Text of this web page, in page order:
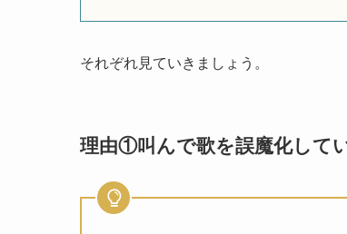
それぞれ見ていきましょう。
理由①叫んで歌を誤魔化して